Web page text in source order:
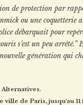
de protection par
ou une coquetterie
débarquait pour
s’est un peu arrêté.”
génération qui
Alternatives.
ville de Paris, jusqu'au